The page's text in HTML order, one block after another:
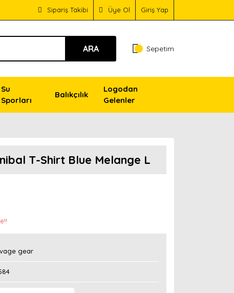
Sipariş Takibi Üye Ol Giriş Yap
ARA Sepetim
Su
Sporları
Balıkçılık
Logodan
Gelenler
T-Shirt Blue Melange L
gear